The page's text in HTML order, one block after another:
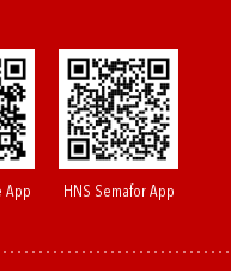
App HNS Semafor App